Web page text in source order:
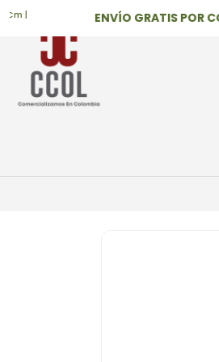
ENVÍO GRATIS POR